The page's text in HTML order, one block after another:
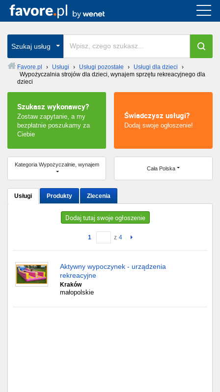
Szukaj usług
Favore.pl › Usługi › Usługi pozostałe › Usługi dla dzieci
›
Wypożyczalnia strojów dla dzieci, wynajem sprzętu rekreacyjnego dla
dzieci
Szukasz wykonawcy?
Zostaw zapytanie, a my
bezpłatnie poszukamy za
Ciebie
Świadczysz usługi?
Dodaj swoje ogłoszenie!
Kategoria Wypożyczalnie, wynajem
Cała Polska
Usługi Produkty Zlecenia
Dodaj tutaj swoje ogłoszenie
1 z 4
Aktywny wypoczynek - urządzenia
rekreacyjne
Kraków
małopolskie
Cała Polska
wszystkie w całym kraju
Warszawa
Wrocław
Kraków
Poznań
Katowice
Chorzów
Lublin